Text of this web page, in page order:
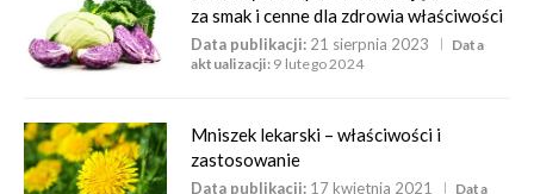
za smak i cenne dla zdrowia właściwości
Data publikacji: 21 sierpnia 2023
Data
aktualizacji: 9 lutego 2024
Mniszek lekarski – właściwości i
zastosowanie
Data publikacji: 17 kwietnia 2021
Data